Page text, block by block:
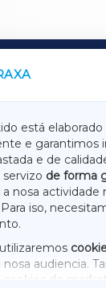
está
e garantimos
e de
de forma
nosa actividade
iso,
nosa audiencia.
cookies de
LUGOXA
AMARIÑAXA